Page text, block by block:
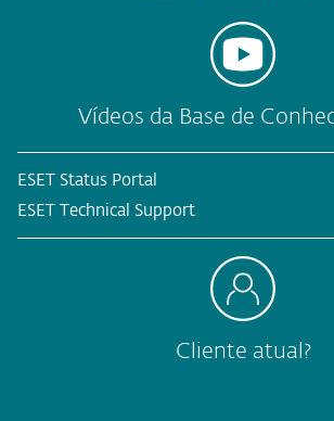
Vídeos da Base de
ESET Status Portal
ESET Technical Support
Cliente atual?